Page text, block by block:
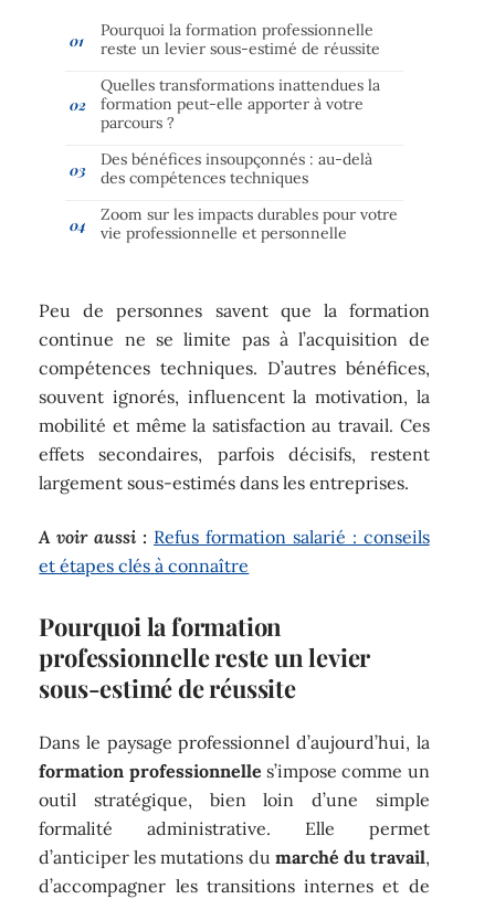
Pourquoi la formation professionnelle
reste un levier sous-estimé de réussite
Quelles transformations inattendues la
formation peut-elle apporter à votre
parcours ?
Des bénéfices insoupçonnés : au-delà
des compétences techniques
Zoom sur les impacts durables pour votre
vie professionnelle et personnelle
Peu de personnes savent que la formation
continue ne se limite pas à l’acquisition de
compétences techniques. D’autres bénéfices,
souvent ignorés, influencent la motivation, la
mobilité et même la satisfaction au travail. Ces
effets secondaires, parfois décisifs, restent
largement sous-estimés dans les entreprises.
A voir aussi : Refus formation salarié : conseils
et étapes clés à connaître
Pourquoi la formation
professionnelle reste un levier
sous-estimé de réussite
Dans le paysage professionnel d’aujourd’hui, la
formation professionnelle s’impose comme un
outil stratégique, bien loin d’une simple
formalité administrative. Elle permet
d’anticiper les mutations du marché du travail,
d’accompagner les transitions internes et de